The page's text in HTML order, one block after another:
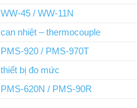
WW-45 / WW-11N
can nhiệt – thermocouple
PMS-920 / PMS-970T
thiết bị đo mức
PMS-620N / PMS-90R